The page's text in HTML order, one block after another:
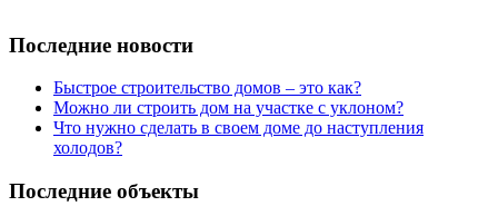
Последние новости
Быстрое строительство домов – это как?
Можно ли строить дом на участке с уклоном?
Что нужно сделать в своем доме до наступления
холодов?
Последние объекты